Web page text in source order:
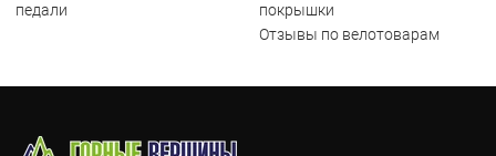
педали
покрышки
Отзывы по велотоварам